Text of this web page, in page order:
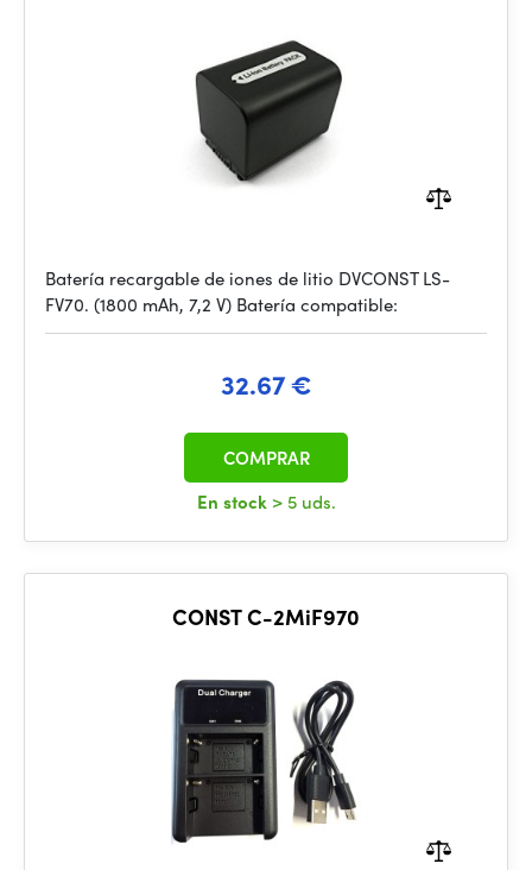
Batería recargable de iones de litio DVCONST LS-
FV70. (1800 mAh, 7,2 V) Batería compatible:
32.67 €
En stock > 5 uds.
COMPRAR
CONST C-2MiF970